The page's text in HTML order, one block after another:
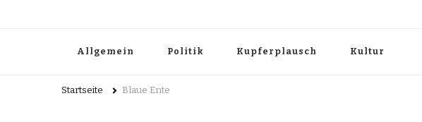
Kupferblau Archiv
Allgemein Politik Kupferplausch Kultur
Startseite Blaue Ente